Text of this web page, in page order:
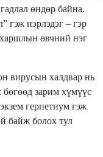
өндөр байна.
гэж нэрлэдэг – гэр
харшлын өвчний нэг
вирусын халдвар нь
зарим хүмүүс
герпетиум гэж
байж болох тул